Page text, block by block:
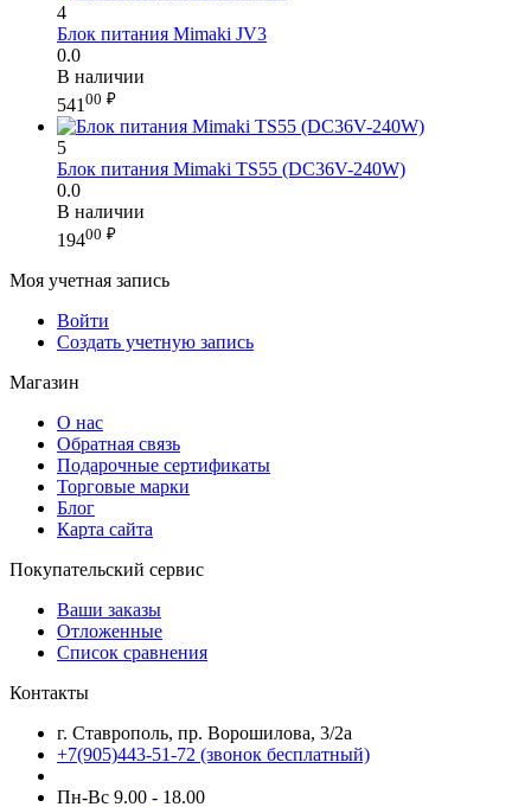
4
Блок питания Mimaki JV3
0.0
В наличии
541 00 ₽
5
Блок питания Mimaki TS55 (DC36V-240W)
0.0
В наличии
19400 ₽
Моя учетная запись
Войти
Создать учетную запись
Магазин
О нас
Обратная связь
Подарочные сертификаты
Торговые марки
Блог
Карта сайта
Покупательский сервис
Ваши заказы
Отложенные
Список сравнения
Контакты
г. Ставрополь, пр. Ворошилова, 3/2а
+7(905)443-51-72 (звонок бесплатный)
Пн-Вс 9.00 - 18.00